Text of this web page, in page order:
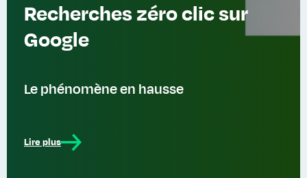
Recherches zéro clic sur
Google
Le phénomène en hausse
Lire plus